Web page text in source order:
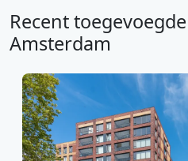
Recent
Amsterdam